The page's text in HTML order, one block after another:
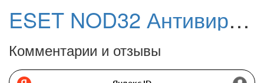
ESET NOD32 Антивирус для Linux Desktop
Комментарии и отзывы